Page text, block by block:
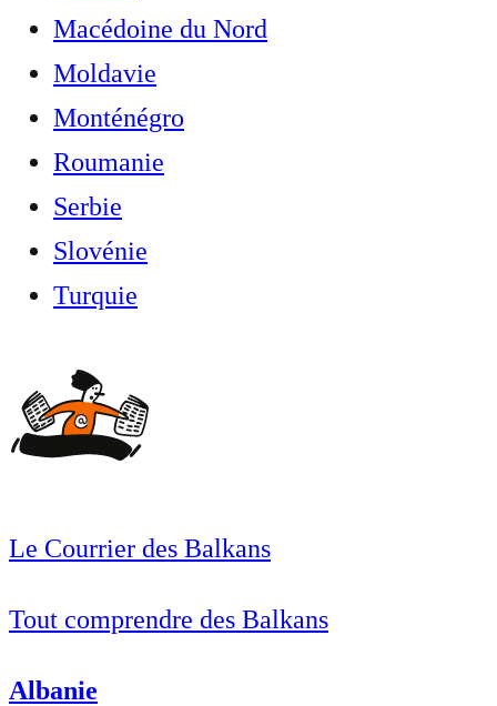
Macédoine du Nord
Moldavie
Monténégro
Roumanie
Serbie
Slovénie
Turquie
Le Courrier des Balkans
Tout comprendre des Balkans
Albanie